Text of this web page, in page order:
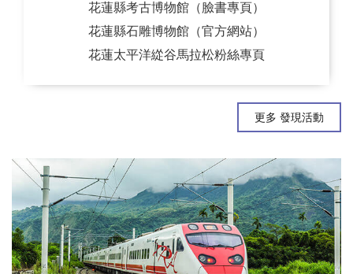
花蓮縣考古博物館（臉書專頁）
花蓮縣石雕博物館（官方網站）
花蓮太平洋緃谷馬拉松粉絲專頁
更多 發現活動